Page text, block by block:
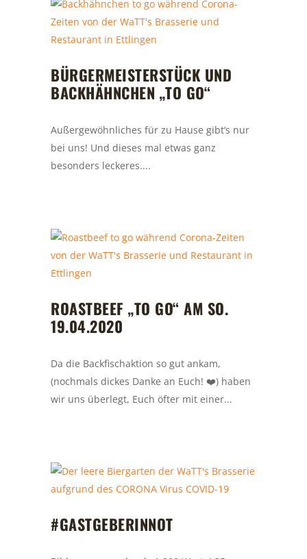
BÜRGERMEISTERSTÜCK UND
BACKHÄHNCHEN „TO GO“
Außergewöhnliches für zu Hause gibt‘s nur
bei uns! Und dieses mal etwas ganz
besonders leckeres....
ROASTBEEF „TO GO“ AM SO.
19.04.2020
Da die Backfischaktion so gut ankam,
(nochmals dickes Danke an Euch! ❤️) haben
wir uns überlegt, Euch öfter mit einer...
#GASTGEBERINNOT